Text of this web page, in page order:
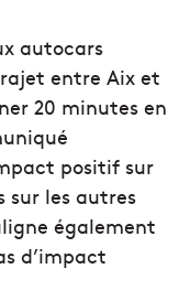
autocars
entre Aix et
20 minutes en
positif sur
les autres
également
d’impact